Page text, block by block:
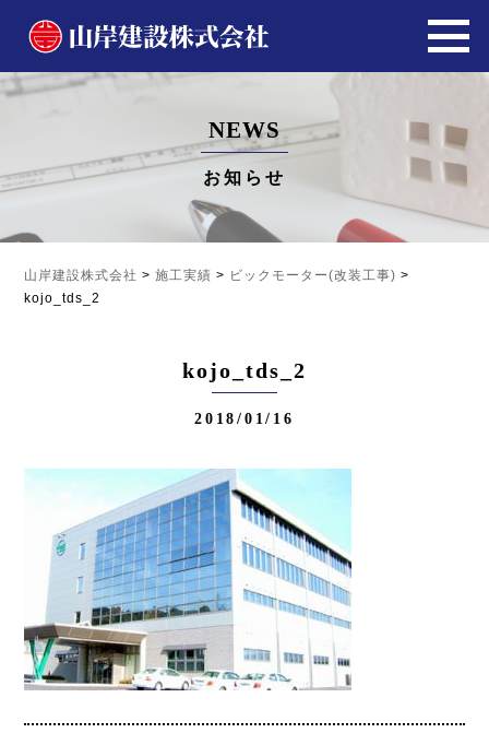
NEWS
お知らせ
山岸建設株式会社 >施工実績 > ビックモーター(改装工事) >
kojo_tds_2
kojo_tds_2
2018/01/16